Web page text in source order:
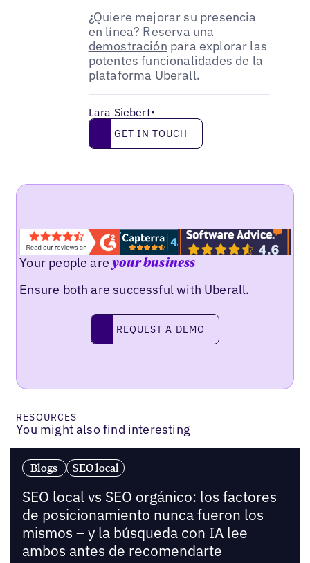
¿Quiere mejorar su presencia
en línea? Reserva una
demostración para explorar las
potentes funcionalidades de la
plataforma Uberall.
Lara Siebert•
Get in touch
GET IN TOUCH
Your people areyour business
Ensure both are successful with Uberall.
Request a demo
REQUEST A DEMO
RESOURCES
You might also find interesting
Blogs SEO local
SEO local vs SEO orgánico: los factores
de posicionamiento nunca fueron los
mismos – y la búsqueda con IA lee
ambos antes de recomendarte